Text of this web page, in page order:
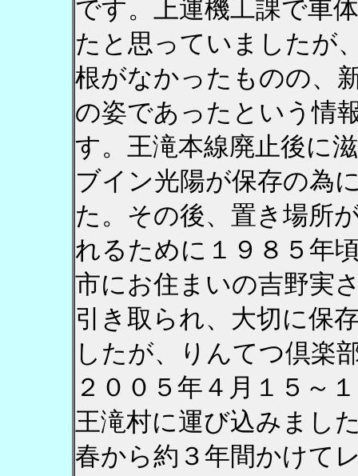
です。上運機工課で車
たと思っていましたが
根がなかったものの、
の姿であったという情
す。王滝本線廃止後に
ブイン光陽が保存の為
た。その後、置き場所
れるために１９８５年
市にお住まいの吉野実
引き取られ、大切に保
したが、りんてつ倶楽
２００５年４月１５～
王滝村に運び込みまし
春から約３年間かけて